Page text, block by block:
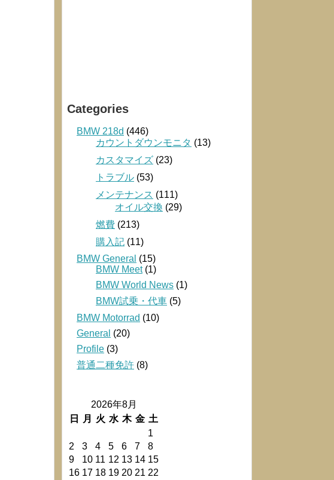
Categories
BMW 218d (446)
カウントダウンモニタ (13)
カスタマイズ (23)
トラブル (53)
メンテナンス (111)
オイル交換 (29)
燃費 (213)
購入記 (11)
BMW General (15)
BMW Meet(1)
BMW World News (1)
BMW試乗・代車 (5)
BMW Motorrad (10)
General (20)
Profile (3)
普通二種免許 (8)
2026年8月
日
月 火 水 木 金 土
1
2
3 4 5 6 7
8
9
10 11 12 13 14 15
16 17 18 19 20 21 22